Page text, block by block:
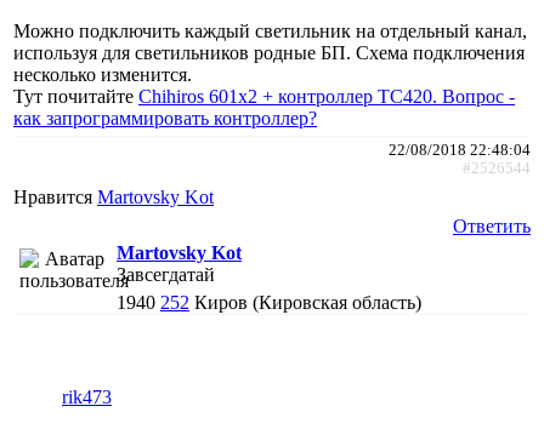
Можно подключить каждый светильник на отдельный канал,
используя для светильников родные БП. Схема подключения
несколько изменится.
Тут почитайте Chihiros 601x2 + контроллер ТС420. Вопрос -
как запрограммировать контроллер?
22/08/2018 22:48:04
#2526544
Нравится Martovsky Kot
Ответить
Martovsky Kot
Завсегдатай
1940 252 Киров (Кировская область)
rik473